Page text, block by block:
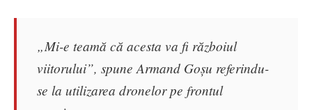
„Mi-e teamă că acesta va fi războiul
viitorului”, spune Armand Goșu referindu-
se la utilizarea dronelor pe frontul